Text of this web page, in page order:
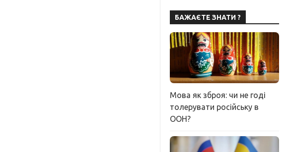
БАЖАЄТЕ ЗНАТИ ?
Мова як зброя: чи не годі
толерувати російську в
ООН?